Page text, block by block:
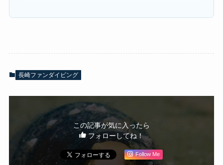
長崎ファンダイビング
この記事が気に入ったら
フォローしてね！
Follow Me